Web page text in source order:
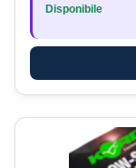
Disponibile